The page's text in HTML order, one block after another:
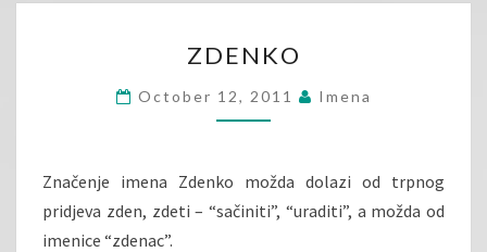
ZDENKO
October 12, 2011 Imena
Značenje imena Zdenko možda dolazi od trpnog
pridjeva zden, zdeti – “sačiniti”, “uraditi”, a možda od
imenice “zdenac”.